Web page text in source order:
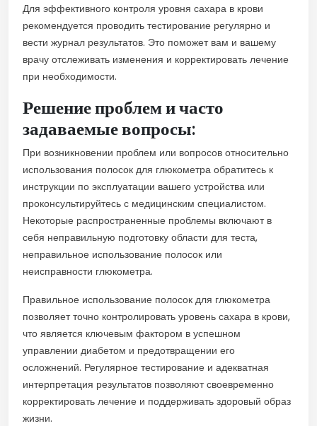
Для эффективного контроля уровня сахара в крови
рекомендуется проводить тестирование регулярно и
вести журнал результатов. Это поможет вам и вашему
врачу отслеживать изменения и корректировать лечение
при необходимости.
Решение проблем и часто
задаваемые вопросы:
При возникновении проблем или вопросов относительно
использования полосок для глюкометра обратитесь к
инструкции по эксплуатации вашего устройства или
проконсультируйтесь с медицинским специалистом.
Некоторые распространенные проблемы включают в
себя неправильную подготовку области для теста,
неправильное использование полосок или
неисправности глюкометра.
Правильное использование полосок для глюкометра
позволяет точно контролировать уровень сахара в крови,
что является ключевым фактором в успешном
управлении диабетом и предотвращении его
осложнений. Регулярное тестирование и адекватная
интерпретация результатов позволяют своевременно
корректировать лечение и поддерживать здоровый образ
жизни.